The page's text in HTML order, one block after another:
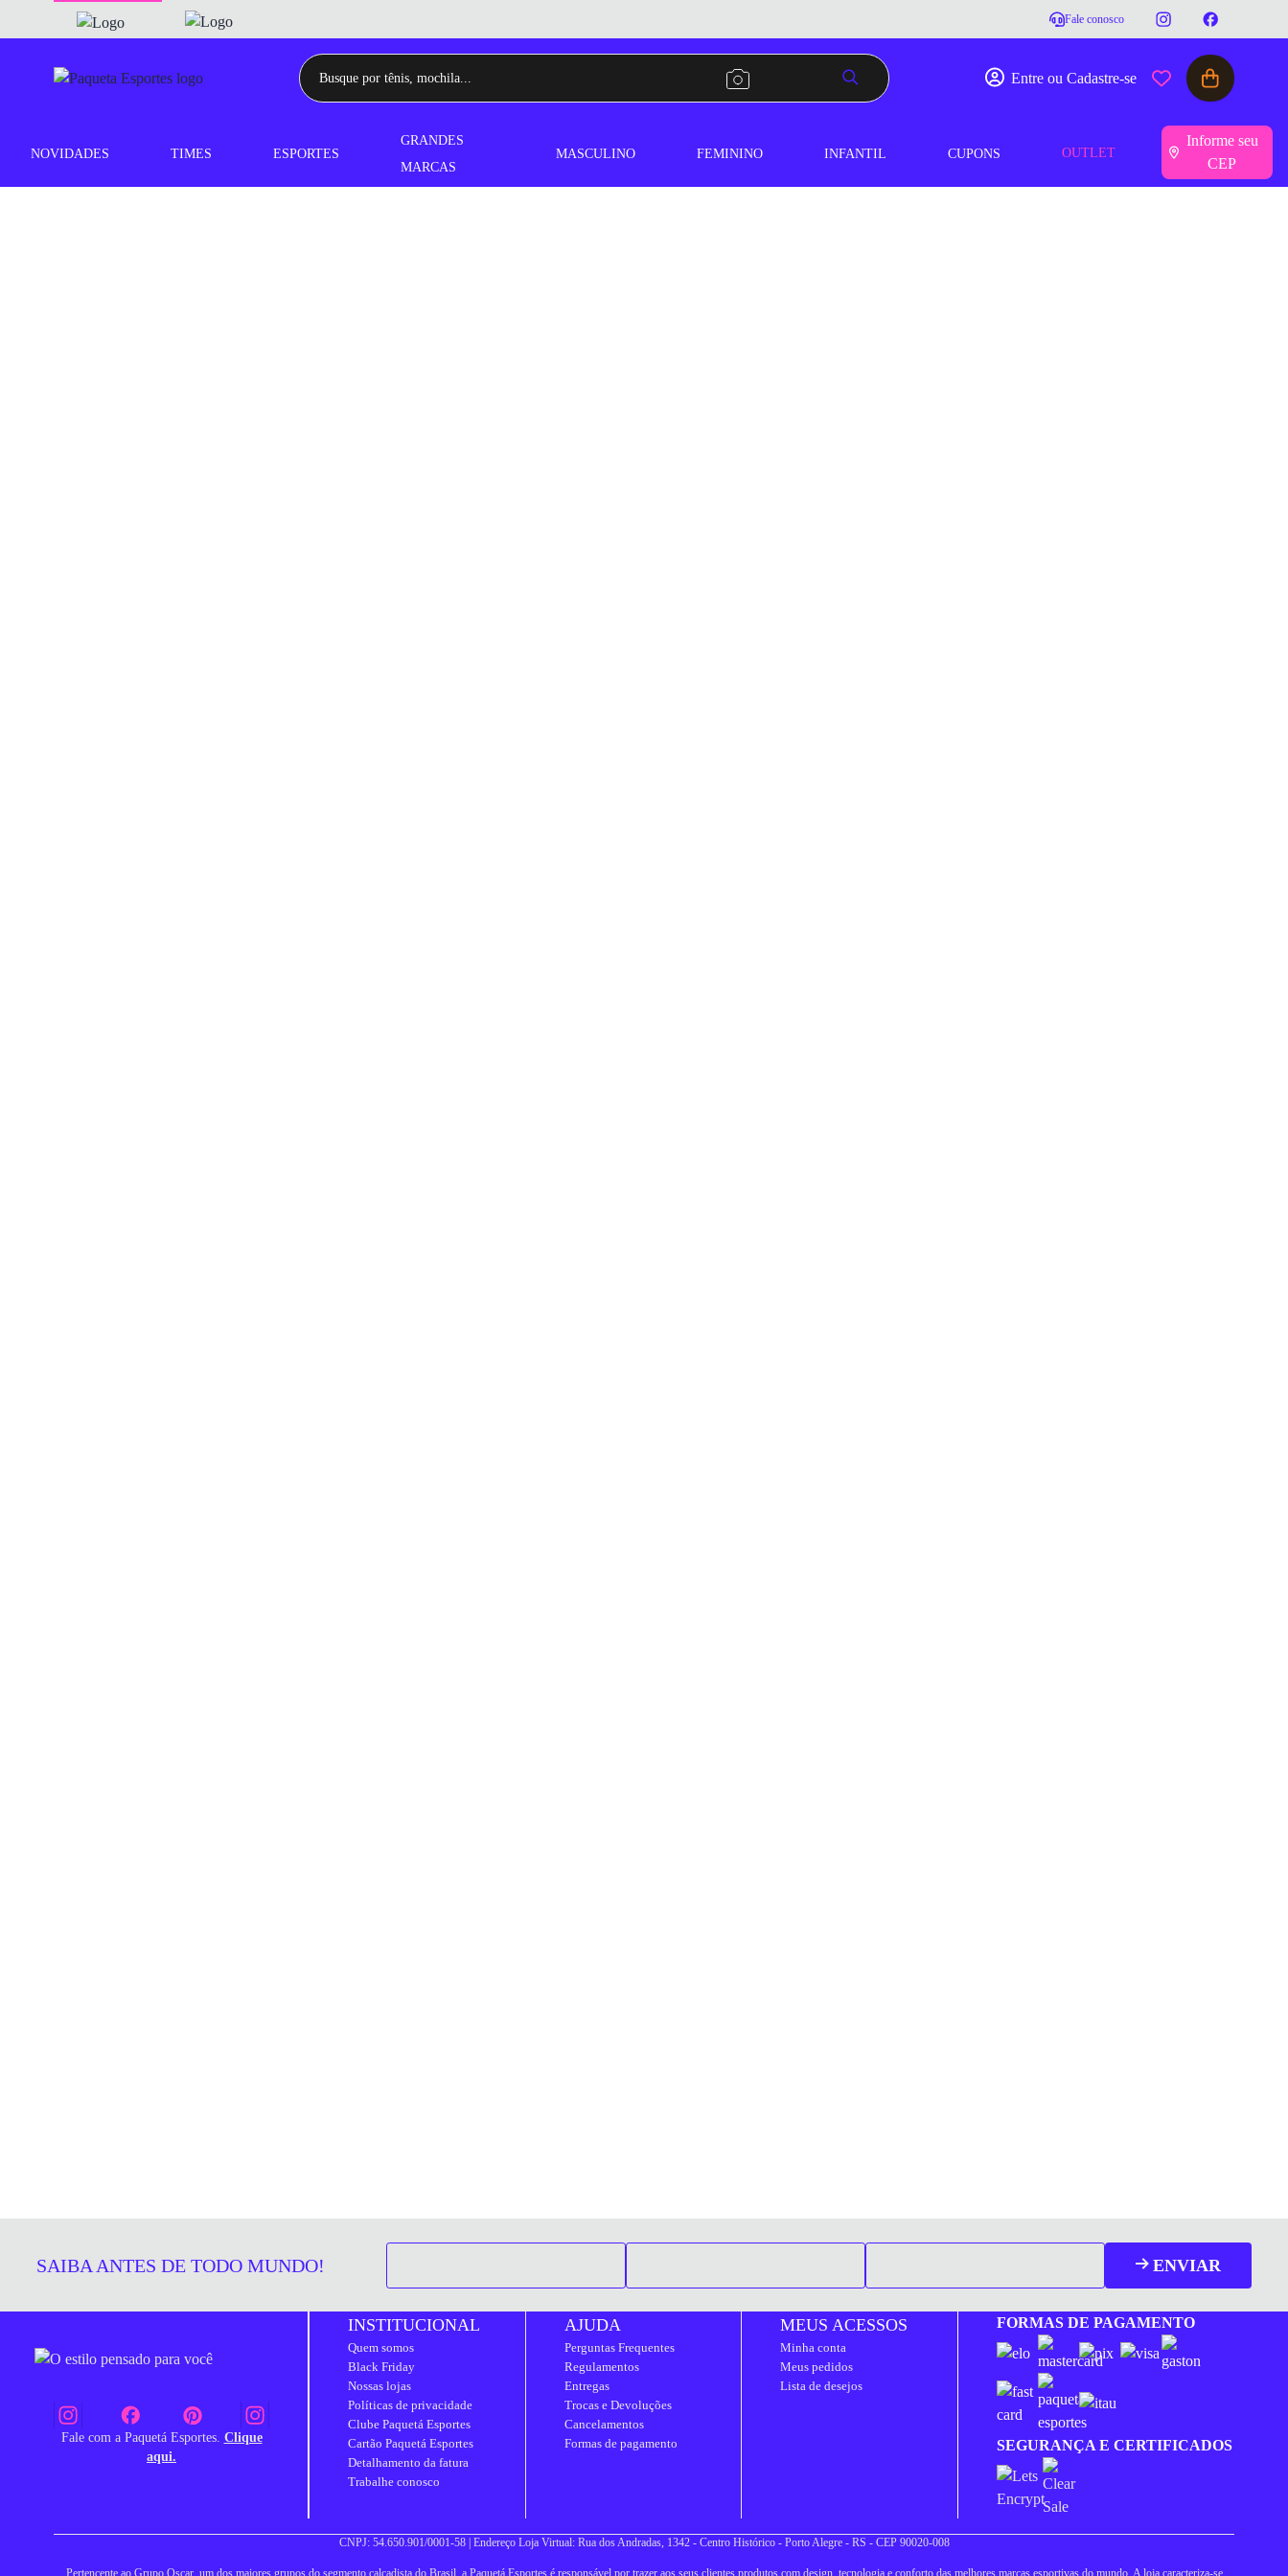
Fale conosco
Entre ou Cadastre-se
NOVIDADES TIMES ESPORTES
GRANDES
MARCAS
MASCULINO FEMININO INFANTIL CUPONS OUTLET
Informe seu
CEP
SAIBA ANTES DE TODO MUNDO! ENVIAR
Fale com a Paquetá Esportes. Clique
aqui.
INSTITUCIONAL
Quem somos
Black Friday
Nossas lojas
Políticas de privacidade
Clube Paquetá Esportes
Cartão Paquetá Esportes
Detalhamento da fatura
Trabalhe conosco
AJUDA
Perguntas Frequentes
Regulamentos
Entregas
Trocas e Devoluções
Cancelamentos
Formas de pagamento
MEUS ACESSOS
Minha conta
Meus pedidos
Lista de desejos
FORMAS DE PAGAMENTO
SEGURANÇA E CERTIFICADOS
CNPJ: 54.650.901/0001-58 | Endereço Loja Virtual: Rua dos Andradas, 1342 - Centro Histórico - Porto Alegre - RS - CEP 90020-008
Pertencente ao Grupo Oscar, um dos maiores grupos do segmento calçadista do Brasil, a Paquetá Esportes é responsável por trazer aos seus clientes produtos com design, tecnologia e conforto das melhores marcas esportivas do mundo. A loja caracteriza-se